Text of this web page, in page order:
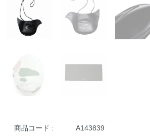
商品コード : A143839